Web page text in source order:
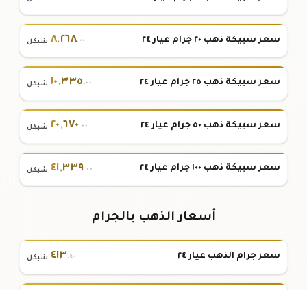
سعر سبيكة ذهب ٢٠ جرام عيار ٢٤ ٨,٢٦٨.٠٠ شيكل
سعر سبيكة ذهب ٢٥ جرام عيار ٢٤ ١٠,٣٣٥ .٠٠ شيكل
سعر سبيكة ذهب ٥٠ جرام عيار ٢٤ ٢٠,٦٧٠ .٠٠ شيكل
سعر سبيكة ذهب ١٠٠ جرام عيار ٢٤ ٤١,٣٣٩.٠٠ شيكل
أسعار الذهب بالجرام
سعر جرام الذهب عيار ٢٤ ٤١٣.٤٠ شيكل